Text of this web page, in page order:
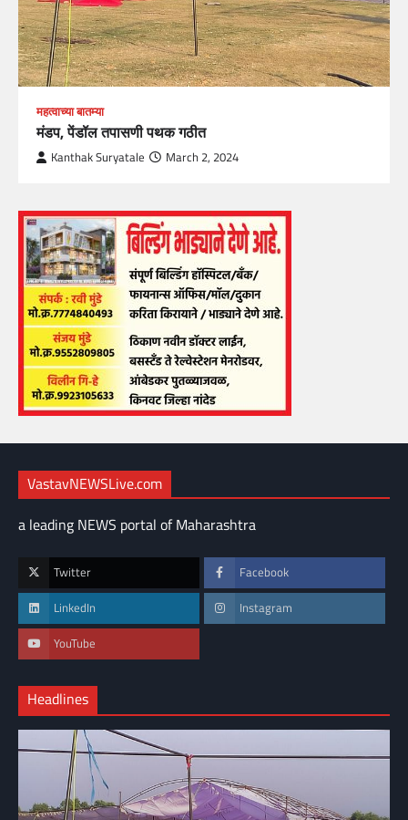
महत्वाच्या बातम्या
मंडप, पेंडॉल तपासणी पथक गठीत
Kanthak Suryatale March 2, 2024
VastavNEWSLive.com
a leading NEWS portal of Maharashtra
Twitter Facebook
LinkedIn Instagram
YouTube
Headlines